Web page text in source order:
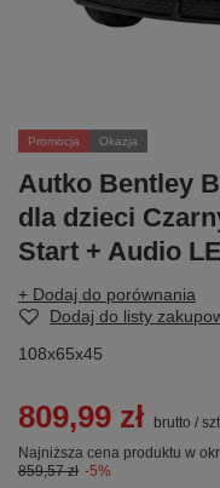
Promocja Okazja
Autko Bentley
dla dzieci
Start + Audio
+ Dodaj do porównania
Dodaj do listy
108x65x45
809,99 zł brutto /
Najniższa cena produktu w
859,57 zł -5%